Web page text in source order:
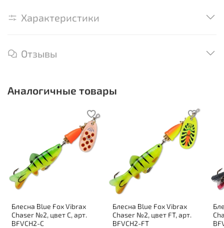
Характеристики
Отзывы
Аналогичные товары
Блесна Blue Fox Vibrax
Chaser №2, цвет C, арт.
BFVCH2-C
Блесна Blue Fox Vibrax
Chaser №2, цвет FT, арт.
BFVCH2-FT